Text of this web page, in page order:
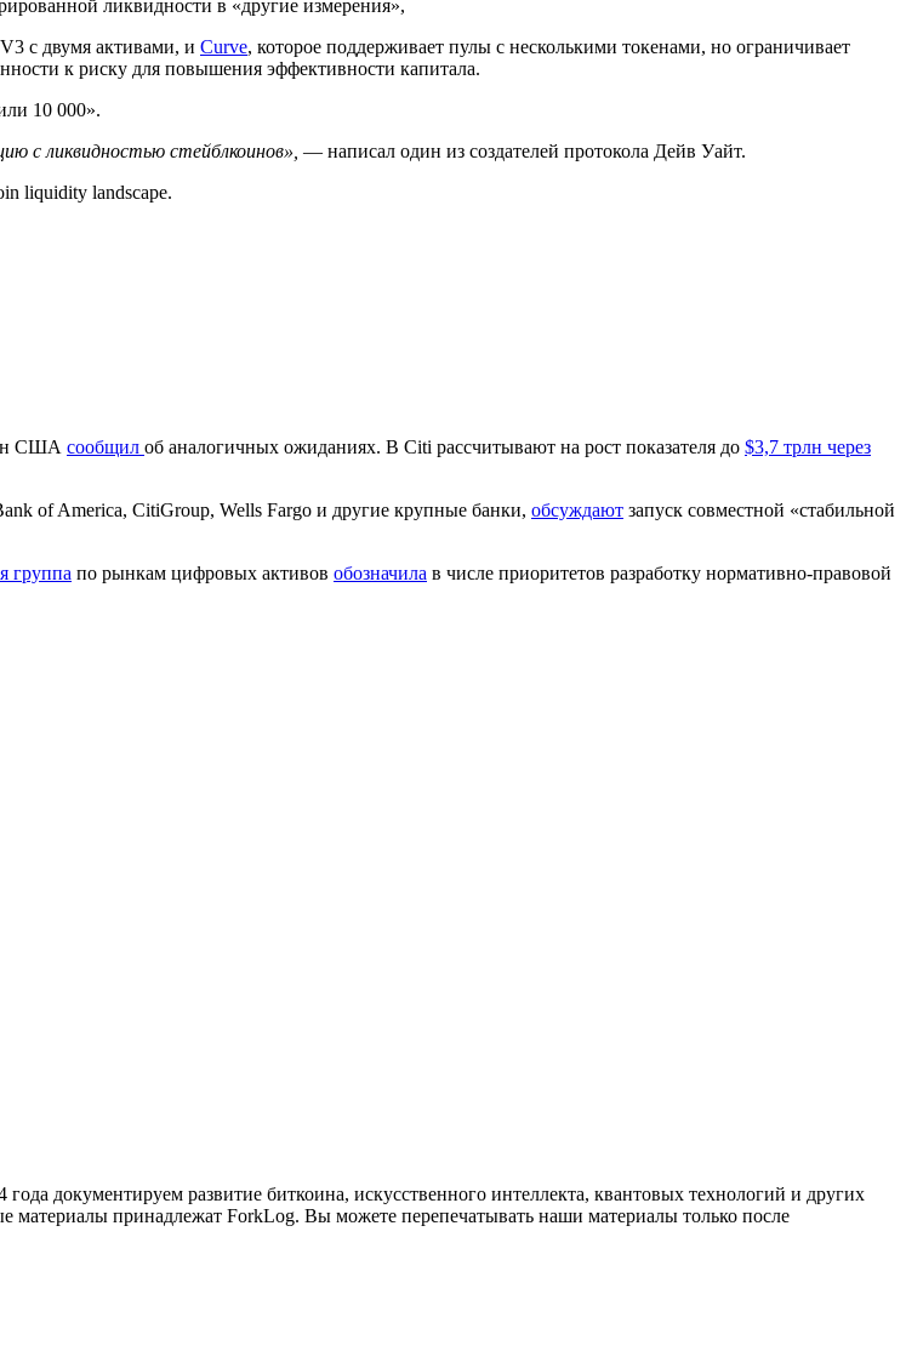
ликвидности в «другие измерения»,
V3 с двумя активами, и Curve, которое поддерживает пулы с несколькими токенами, но ограничивает
к риску для повышения эффективности капитала.
10 000».
с ликвидностью стейблкоинов», — написал один из создателей протокола Дейв Уайт.
liquidity landscape.
США сообщил об аналогичных ожиданиях. В Citi рассчитывают на рост показателя до $3,7 трлн через
of America, CitiGroup, Wells Fargo и другие крупные банки, обсуждают запуск совместной «стабильной
группа по рынкам цифровых активов обозначила в числе приоритетов разработку нормативно-правовой
документируем развитие биткоина, искусственного интеллекта, квантовых технологий и других
материалы принадлежат ForkLog. Вы можете перепечатывать наши материалы только после